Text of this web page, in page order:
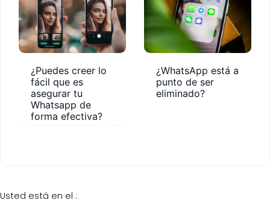
¿Puedes creer lo
fácil que es
asegurar tu
Whatsapp de
forma efectiva?
¿WhatsApp está a
punto de ser
eliminado?
Usted está en el :